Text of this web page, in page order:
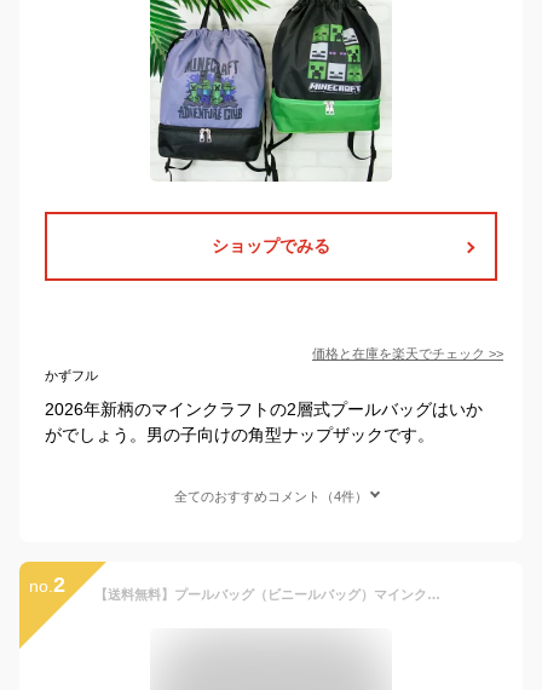
ショップでみる
価格と在庫を楽天でチェック >>
かずフル
2026年新柄のマインクラフトの2層式プールバッグはいか
がでしょう。男の子向けの角型ナップザックです。
全てのおすすめコメント（4件）
no. 2 【送料無料】プールバッグ（ビニールバッグ）マインクラフト【クリーパー:CVB4-MCT-CE】2026年版 / ケイカンパニー ビーチバッグ スイムバッグ スイミングバッグ